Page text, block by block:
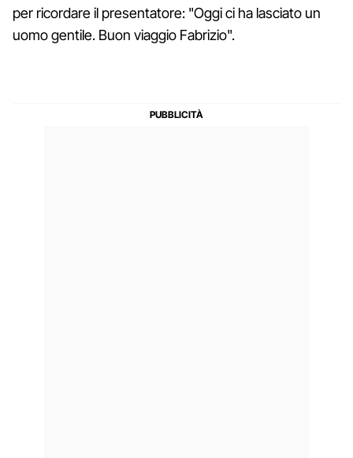
per ricordare il presentatore: "Oggi ci ha lasciato un
uomo gentile. Buon viaggio Fabrizio".